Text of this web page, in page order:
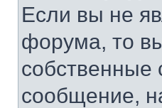
Если вы не
форума, то
собственные
сообщение,